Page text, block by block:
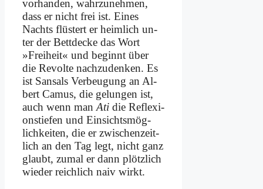
vor­han­den, wahr­zu­neh­men,
dass er nicht frei ist. Ei­nes
Nachts flü­stert er heim­lich un­
ter der Bett­decke das Wort
»Frei­heit« und be­ginnt über
die Re­vol­te nach­zu­den­ken. Es
ist San­sals Ver­beu­gung an Al­
bert Ca­mus, die ge­lun­gen ist,
auch wenn man Ati die Re­fle­xi­
ons­tie­fen und Ein­sichts­mög­
lich­kei­ten, die er zwi­schen­zeit­
lich an den Tag legt, nicht ganz
glaubt, zu­mal er dann plötz­lich
wie­der reich­lich na­iv wirkt.